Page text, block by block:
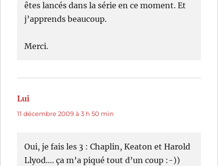
êtes lancés dans la série en ce moment. Et
j’apprends beaucoup.
Merci.
Lui
11 décembre 2009 à 3 h 50 min
Oui, je fais les 3 : Chaplin, Keaton et Harold
Llyod…. ça m’a piqué tout d’un coup :-))